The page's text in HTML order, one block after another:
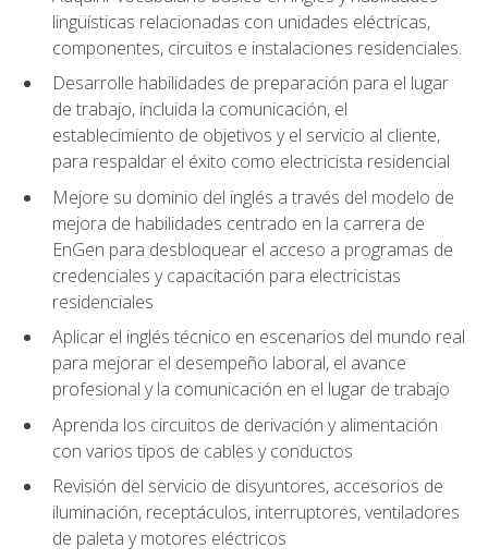
lingüísticas relacionadas con unidades eléctricas,
componentes, circuitos e instalaciones residenciales.
Desarrolle habilidades de preparación para el lugar
de trabajo, incluida la comunicación, el
establecimiento de objetivos y el servicio al cliente,
para respaldar el éxito como electricista residencial
Mejore su dominio del inglés a través del modelo de
mejora de habilidades centrado en la carrera de
EnGen para desbloquear el acceso a programas de
credenciales y capacitación para electricistas
residenciales
Aplicar el inglés técnico en escenarios del mundo real
para mejorar el desempeño laboral, el avance
profesional y la comunicación en el lugar de trabajo
Aprenda los circuitos de derivación y alimentación
con varios tipos de cables y conductos
Revisión del servicio de disyuntores, accesorios de
iluminación, receptáculos, interruptores, ventiladores
de paleta y motores eléctricos